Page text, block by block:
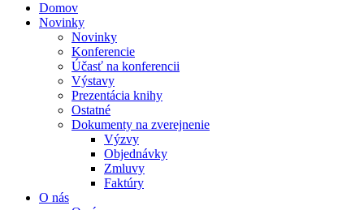
Domov
Novinky
Novinky
Konferencie
Účasť na konferencii
Výstavy
Prezentácia knihy
Ostatné
Dokumenty na zverejnenie
Výzvy
Objednávky
Zmluvy
Faktúry
O nás